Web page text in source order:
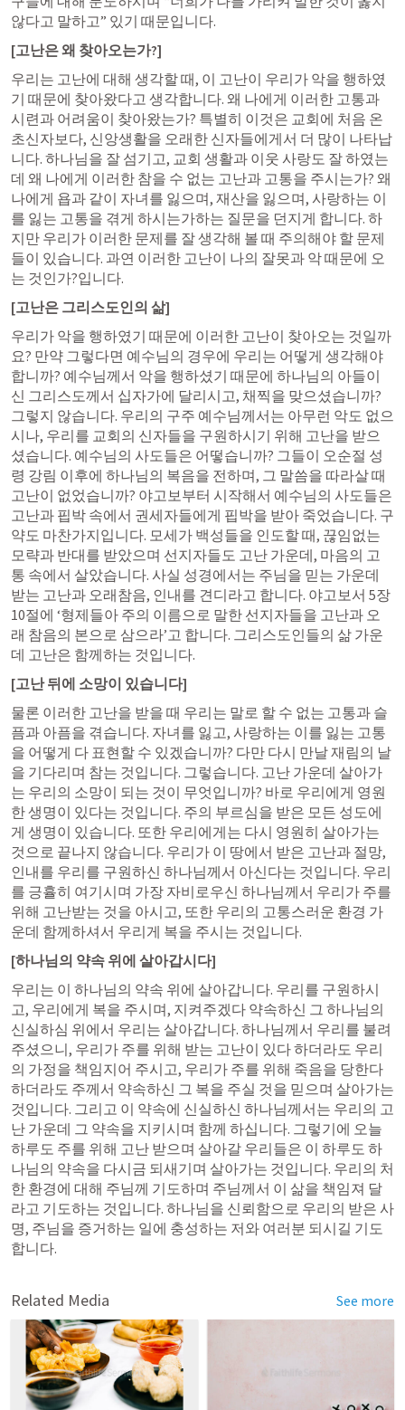
않다고 말하고” 있기 때문입니다.
[고난은 왜 찾아오는가?]
우리는 고난에 대해 생각할 때, 이 고난이 우리가 악을 행하였
기 때문에 찾아왔다고 생각합니다. 왜 나에게 이러한 고통과
시련과 어려움이 찾아왔는가? 특별히 이것은 교회에 처음 온
초신자보다, 신앙생활을 오래한 신자들에게서 더 많이 나타납
니다. 하나님을 잘 섬기고, 교회 생활과 이웃 사랑도 잘 하였는
데 왜 나에게 이러한 참을 수 없는 고난과 고통을 주시는가? 왜
나에게 욥과 같이 자녀를 잃으며, 재산을 잃으며, 사랑하는 이
를 잃는 고통을 겪게 하시는가하는 질문을 던지게 합니다. 하
지만 우리가 이러한 문제를 잘 생각해 볼 때 주의해야 할 문제
들이 있습니다. 과연 이러한 고난이 나의 잘못과 악 때문에 오
는 것인가?입니다.
[고난은 그리스도인의 삶]
우리가 악을 행하였기 때문에 이러한 고난이 찾아오는 것일까
요? 만약 그렇다면 예수님의 경우에 우리는 어떻게 생각해야
합니까? 예수님께서 악을 행하셨기 때문에 하나님의 아들이
신 그리스도께서 십자가에 달리시고, 채찍을 맞으셨습니까?
그렇지 않습니다. 우리의 구주 예수님께서는 아무런 악도 없으
시나, 우리를 교회의 신자들을 구원하시기 위해 고난을 받으
셨습니다. 예수님의 사도들은 어떻습니까? 그들이 오순절 성
령 강림 이후에 하나님의 복음을 전하며, 그 말씀을 따라살 때
고난이 없었습니까? 야고보부터 시작해서 예수님의 사도들은
고난과 핍박 속에서 권세자들에게 핍박을 받아 죽었습니다. 구
약도 마찬가지입니다. 모세가 백성들을 인도할 때, 끊임없는
모략과 반대를 받았으며 선지자들도 고난 가운데, 마음의 고
통 속에서 살았습니다. 사실 성경에서는 주님을 믿는 가운데
받는 고난과 오래참음, 인내를 견디라고 합니다. 야고보서 5장
10절에 ‘형제들아 주의 이름으로 말한 선지자들을 고난과 오
래 참음의 본으로 삼으라’고 합니다. 그리스도인들의 삶 가운
데 고난은 함께하는 것입니다.
[고난 뒤에 소망이 있습니다]
물론 이러한 고난을 받을 때 우리는 말로 할 수 없는 고통과 슬
픔과 아픔을 겪습니다. 자녀를 잃고, 사랑하는 이를 잃는 고통
을 어떻게 다 표현할 수 있겠습니까? 다만 다시 만날 재림의 날
을 기다리며 참는 것입니다. 그렇습니다. 고난 가운데 살아가
는 우리의 소망이 되는 것이 무엇입니까? 바로 우리에게 영원
한 생명이 있다는 것입니다. 주의 부르심을 받은 모든 성도에
게 생명이 있습니다. 또한 우리에게는 다시 영원히 살아가는
것으로 끝나지 않습니다. 우리가 이 땅에서 받은 고난과 절망,
인내를 우리를 구원하신 하나님께서 아신다는 것입니다. 우리
를 긍휼히 여기시며 가장 자비로우신 하나님께서 우리가 주를
위해 고난받는 것을 아시고, 또한 우리의 고통스러운 환경 가
운데 함께하셔서 우리게 복을 주시는 것입니다.
[하나님의 약속 위에 살아갑시다]
우리는 이 하나님의 약속 위에 살아갑니다. 우리를 구원하시
고, 우리에게 복을 주시며, 지켜주겠다 약속하신 그 하나님의
신실하심 위에서 우리는 살아갑니다. 하나님께서 우리를 불려
주셨으니, 우리가 주를 위해 받는 고난이 있다 하더라도 우리
의 가정을 책임지어 주시고, 우리가 주를 위해 죽음을 당한다
하더라도 주께서 약속하신 그 복을 주실 것을 믿으며 살아가는
것입니다. 그리고 이 약속에 신실하신 하나님께서는 우리의 고
난 가운데 그 약속을 지키시며 함께 하십니다. 그렇기에 오늘
하루도 주를 위해 고난 받으며 살아갈 우리들은 이 하루도 하
나님의 약속을 다시금 되새기며 살아가는 것입니다. 우리의 처
한 환경에 대해 주님께 기도하며 주님께서 이 삶을 책임져 달
라고 기도하는 것입니다. 하나님을 신뢰함으로 우리의 받은 사
명, 주님을 증거하는 일에 충성하는 저와 여러분 되시길 기도
합니다.
Related Media See more